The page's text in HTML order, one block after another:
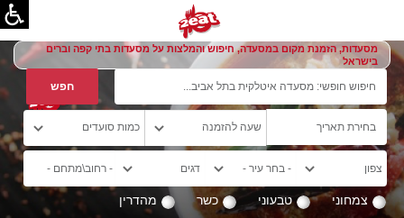
מסעדות, הזמנת מקום במסעדה, חיפוש והמלצות על מסעדות בתי קפה וברים
בישראל
צמחוני טבעוני כשר מהדרין